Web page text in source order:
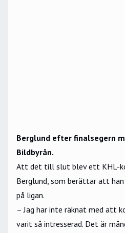
Berglund efter finalsegern
Bildbyrån.
Att det till slut blev ett KHL-
Berglund, som berättar att
på ligan.
– Jag har inte räknat med att
varit så intresserad. Det är